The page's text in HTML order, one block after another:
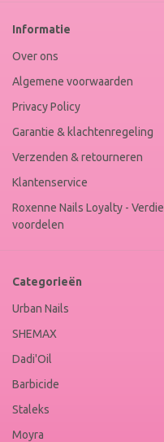
Informatie
Over ons
Algemene voorwaarden
Privacy Policy
Garantie & klachtenregeling
Verzenden & retourneren
Klantenservice
Roxenne Nails Loyalty -
voordelen
Categorieën
Urban Nails
SHEMAX
Dadi'Oil
Barbicide
Staleks
Moyra